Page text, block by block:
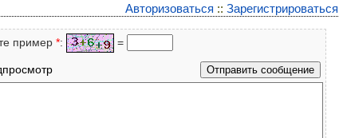
Авторизоваться :: Зарегистрироваться
пример *: =